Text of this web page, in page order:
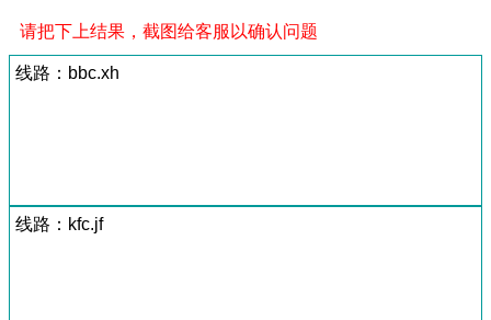
请把下上结果，截图给客服以确认问题
线路：bbc.xh
线路：kfc.jf